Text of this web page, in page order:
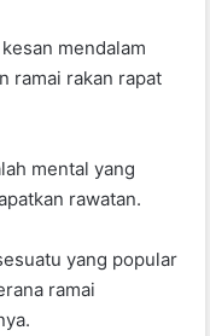
mendalam
ramai rakan rapat
mental yang
rawatan.
yang popular
ramai